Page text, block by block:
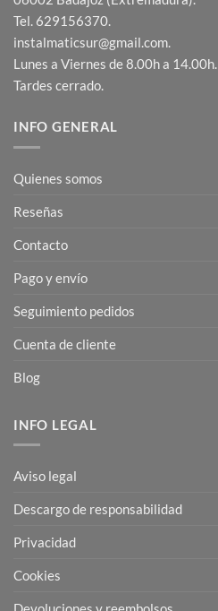
Tel. 629156370.
instalmaticsur@gmail.com.
Lunes a Viernes de 8.00h a 14.00h.
Tardes cerrado.
INFO GENERAL
Quienes somos
Reseñas
Contacto
Pago y envío
Seguimiento pedidos
Cuenta de cliente
Blog
INFO LEGAL
Aviso legal
Descargo de responsabilidad
Privacidad
Cookies